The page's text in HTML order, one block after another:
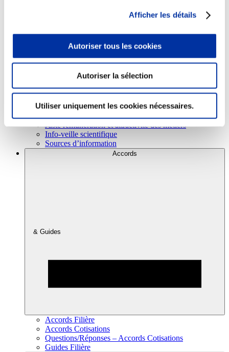
Afficher les détails
Autoriser tous les cookies
Autoriser la sélection
Utiliser uniquement les cookies nécessaires.
Sécurité sanitaire
Viandes et santé
Juste rémunération et attractivité des métiers
Info-veille scientifique
Sources d’information
Accords
& Guides
Accords Filière
Accords Cotisations
Questions/Réponses – Accords Cotisations
Guides Filière